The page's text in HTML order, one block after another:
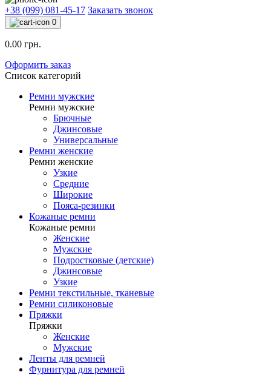
+38 (099) 081-45-17 Заказать звонок
0
0.00 грн.
Оформить заказ
Список категорий
Ремни мужские
Ремни мужские
Брючные
Джинсовые
Универсальные
Ремни женские
Ремни женские
Узкие
Средние
Широкие
Пояса-резинки
Кожаные ремни
Кожаные ремни
Женские
Мужские
Подростковые (детские)
Джинсовые
Узкие
Ремни текстильные, тканевые
Ремни силиконовые
Пряжки
Пряжки
Женские
Мужские
Ленты для ремней
Фурнитура для ремней